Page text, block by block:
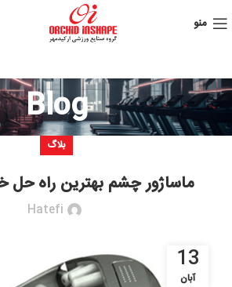
منو
Blog
بلاگ
ماساژور چشم بهترین راه حل
Hatefi
13
آبان